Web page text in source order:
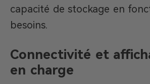
capacité de stockage en
besoins.
Connectivité et
en charge